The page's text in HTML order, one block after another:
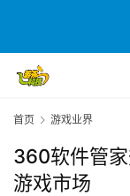
首页 游戏业界
360软件管
游戏市场